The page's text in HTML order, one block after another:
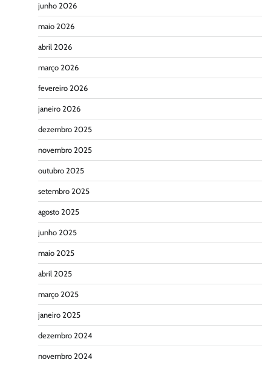
junho 2026
maio 2026
abril 2026
março 2026
fevereiro 2026
janeiro 2026
dezembro 2025
novembro 2025
outubro 2025
setembro 2025
agosto 2025
junho 2025
maio 2025
abril 2025
março 2025
janeiro 2025
dezembro 2024
novembro 2024